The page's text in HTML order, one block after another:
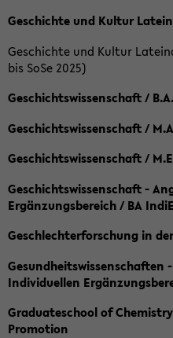
Geschichte und Kultur
Geschichte und Kultur
bis SoSe 2025)
Geschichtswissenschaft / B.A.
Geschichtswissenschaft /
Geschichtswissenschaft /
Geschichtswissenschaft -
Ergänzungsbereich / BA
Geschlechterforschung in
Gesundheitswissenschaften
Individuellen
Graduateschool of
Promotion